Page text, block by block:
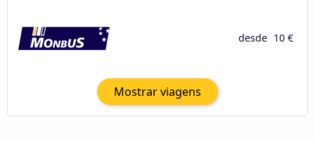
desde 10 €
Mostrar viagens